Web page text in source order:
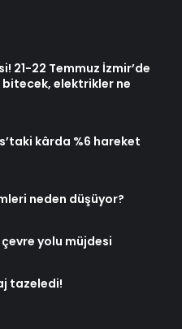
21-22 Temmuz İzmir’de
elektrikler ne
kârda %6 hareket
neden düşüyor?
çevre yolu müjdesi
tazeledi!